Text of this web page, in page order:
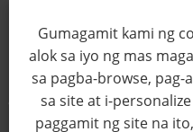
Copyright © 2022 Wenzhou
Laminating Machine, Uv
Gumagamit kami ng
alok sa iyo ng mas
sa pagba-browse,
sa site at i-
paggamit ng site na